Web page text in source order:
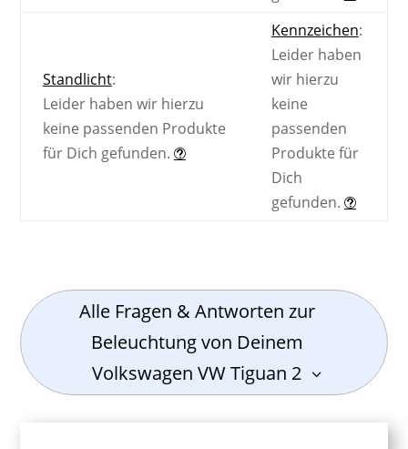
Standlicht:
Leider haben wir hierzu
keine passenden Produkte
für Dich gefunden.
Kennzeichen:
Leider haben
wir hierzu
keine
passenden
Produkte für
Dich
gefunden.
Alle Fragen & Antworten zur
Beleuchtung von Deinem
Volkswagen VW Tiguan 2